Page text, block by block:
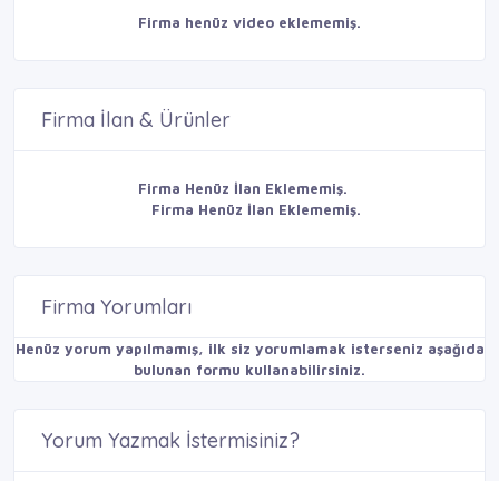
Firma henüz video eklememiş.
Firma İlan & Ürünler
Firma Henüz İlan Eklememiş.
Firma Henüz İlan Eklememiş.
Firma Yorumları
Henüz yorum yapılmamış, ilk siz yorumlamak isterseniz aşağıda
bulunan formu kullanabilirsiniz.
Yorum Yazmak İstermisiniz?